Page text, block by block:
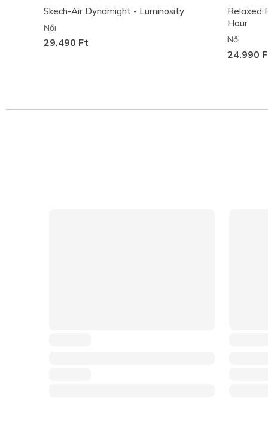
Skech-Air Dynamight - Luminosity
Női
29.490 Ft
Relaxed
Hour
Női
24.990